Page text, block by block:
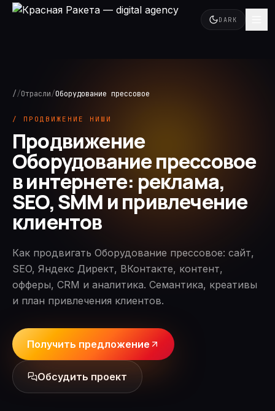
DARK
//Отрасли/Оборудование прессовое
/ ПРОДВИЖЕНИЕ НИШИ
Продвижение
Оборудование прессовое
в интернете: реклама,
SEO, SMM и привлечение
клиентов
Как продвигать Оборудование прессовое: сайт,
SEO, Яндекс Директ, ВКонтакте, контент,
офферы, CRM и аналитика. Семантика, креативы
и план привлечения клиентов.
Получить предложение
Обсудить проект